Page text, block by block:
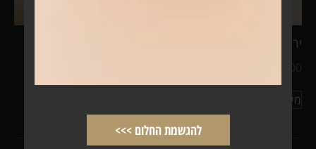
ירושלים ירוק סגול
999.00
מידע נוסף
להגשמת החלום >>>